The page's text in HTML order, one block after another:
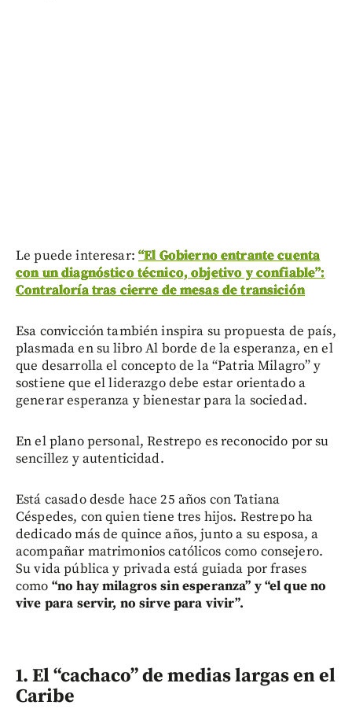
Le puede interesar: “El Gobierno entrante cuenta
con un diagnóstico técnico, objetivo y confiable”:
Contraloría tras cierre de mesas de transición
Esa convicción también inspira su propuesta de país,
plasmada en su libro Al borde de la esperanza, en el
que desarrolla el concepto de la “Patria Milagro” y
sostiene que el liderazgo debe estar orientado a
generar esperanza y bienestar para la sociedad.
En el plano personal, Restrepo es reconocido por su
sencillez y autenticidad.
Está casado desde hace 25 años con Tatiana
Céspedes, con quien tiene tres hijos. Restrepo ha
dedicado más de quince años, junto a su esposa, a
acompañar matrimonios católicos como consejero.
Su vida pública y privada está guiada por frases
como “no hay milagros sin esperanza” y “el que no
vive para servir, no sirve para vivir”.
1. El “cachaco” de medias largas en el
Caribe